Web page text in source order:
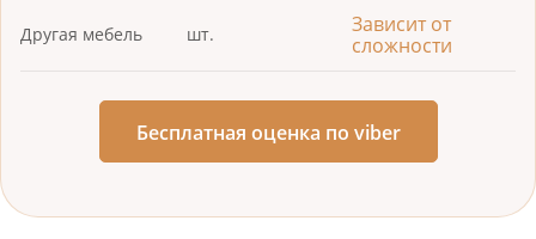
Другая мебель шт.
Зависит от
сложности
Бесплатная оценка по viber